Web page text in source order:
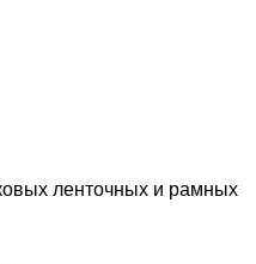
ленточных и рамных